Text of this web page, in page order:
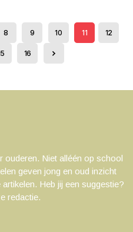
8 9 10 11 12
16
ouderen. Niet alléén op school
geven jong en oud inzicht
Heb jij een suggestie?
redactie.